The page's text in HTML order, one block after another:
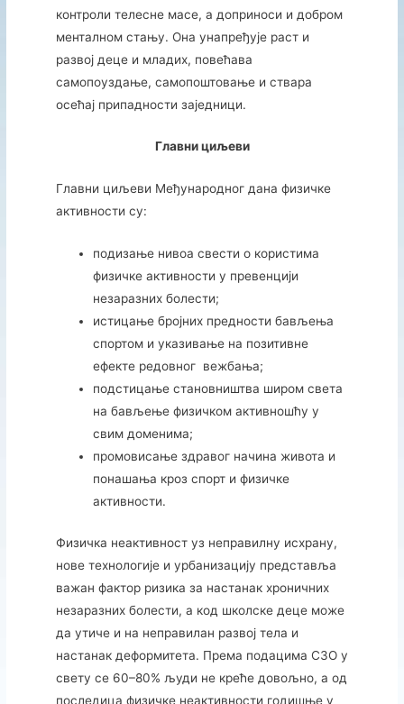
контроли телесне масе, а доприноси и добром
менталном стању. Она унапређује раст и
развој деце и младих, повећава
самопоуздање, самопоштовање и ствара
осећај припадности заједници.
Главни циљеви
Главни циљеви Међународног дана физичке
активности су:
подизање нивоа свести о користима
физичке активности у превенцији
незаразних болести;
истицање бројних предности бављења
спортом и указивање на позитивне
ефекте редовног вежбања;
подстицање становништва широм света
на бављење физичком активношћу у
свим доменима;
промовисање здравог начина живота и
понашања кроз спорт и физичке
активности.
Физичка неактивност уз неправилну исхрану,
нове технологије и урбанизацију представља
важан фактор ризика за настанак хроничних
незаразних болести, а код школске деце може
да утиче и на неправилан развој тела и
настанак деформитета. Према подацима СЗО у
свету се 60–80% људи не креће довољно, а од
последица физичке неактивности годишње у